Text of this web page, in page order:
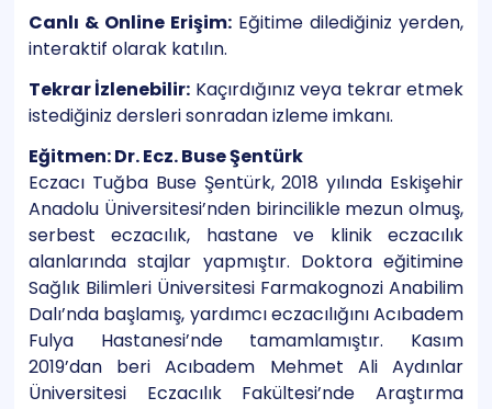
Canlı & Online Erişim: Eğitime dilediğiniz yerden,
interaktif olarak katılın.
Tekrar İzlenebilir: Kaçırdığınız veya tekrar etmek
istediğiniz dersleri sonradan izleme imkanı.
Eğitmen: Dr. Ecz. Buse Şentürk
Eczacı Tuğba Buse Şentürk, 2018 yılında Eskişehir
Anadolu Üniversitesi’nden birincilikle mezun olmuş,
serbest eczacılık, hastane ve klinik eczacılık
alanlarında stajlar yapmıştır. Doktora eğitimine
Sağlık Bilimleri Üniversitesi Farmakognozi Anabilim
Dalı’nda başlamış, yardımcı eczacılığını Acıbadem
Fulya Hastanesi’nde tamamlamıştır. Kasım
2019’dan beri Acıbadem Mehmet Ali Aydınlar
Üniversitesi Eczacılık Fakültesi’nde Araştırma